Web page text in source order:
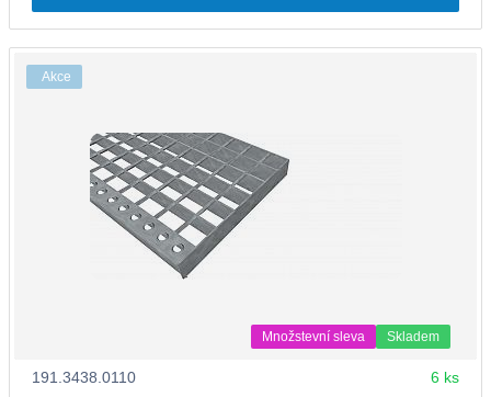
Akce
Množstevní sleva Skladem
191.3438.0110 6 ks